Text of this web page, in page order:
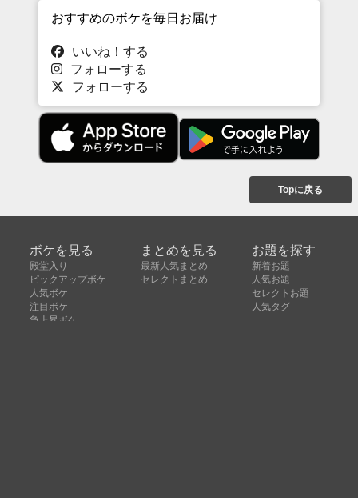
おすすめのボケを毎日お届け
いいね！する
フォローする
フォローする
Topに戻る
ボケを見る
殿堂入り
ピックアップボケ
人気ボケ
注目ボケ
急上昇ボケ
まとめを見る
最新人気まとめ
セレクトまとめ
お題を探す
新着お題
人気お題
セレクトお題
人気タグ